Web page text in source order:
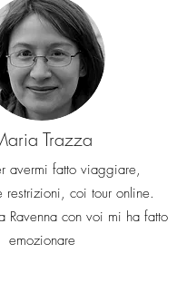
Trazza
avermi fatto viaggiare,
restrizioni, coi tour online.
Ravenna con voi mi ha fatto
emozionare